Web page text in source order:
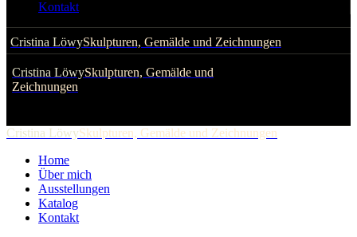
Kontakt
Cristina LöwySkulpturen, Gemälde und Zeichnungen
Cristina LöwySkulpturen, Gemälde und
Zeichnungen
Cristina LöwySkulpturen, Gemälde und Zeichnungen
Home
Über mich
Ausstellungen
Katalog
Kontakt